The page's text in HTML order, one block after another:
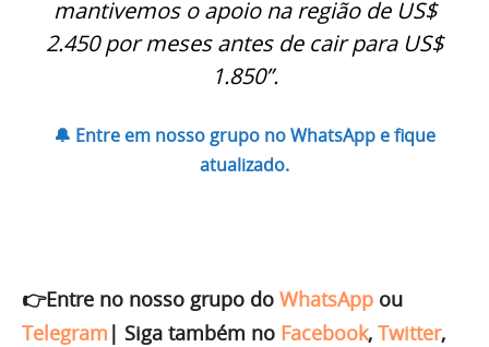
mantivemos o apoio na região de US$
2.450 por meses antes de cair para US$
1.850”.
🔔 Entre em nosso grupo no WhatsApp e fique
atualizado.
👉Entre no nosso grupo do WhatsApp ou
Telegram | Siga também no Facebook, Twitter,